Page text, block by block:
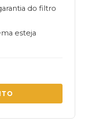
do filtro
esteja